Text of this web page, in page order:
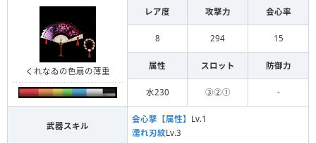
くれなゐの色扇の薄重
レア度 攻撃力 会心率
8 294 15
属性 スロット 防御力
水230 ③②① -
武器スキル
会心撃【属性】 Lv.1
濡れ刃紋Lv.3